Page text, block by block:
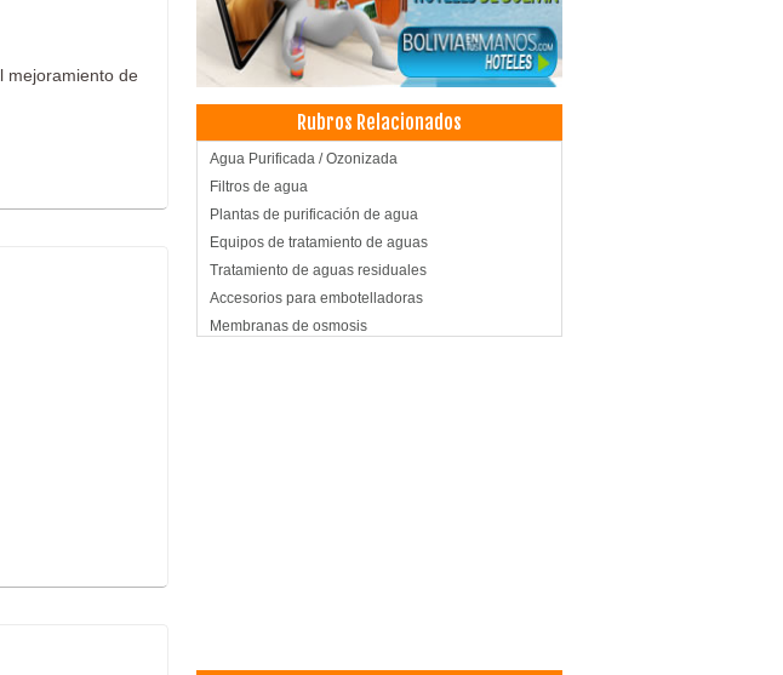
mejoramiento de
Rubros Relacionados
Agua Purificada / Ozonizada
Filtros de agua
Plantas de purificación de agua
Equipos de tratamiento de aguas
Tratamiento de aguas residuales
Accesorios para embotelladoras
Membranas de osmosis